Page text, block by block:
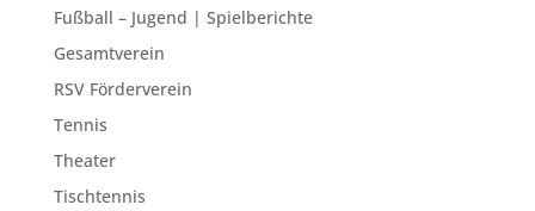
Fußball – Jugend | Spielberichte
Gesamtverein
RSV Förderverein
Tennis
Theater
Tischtennis